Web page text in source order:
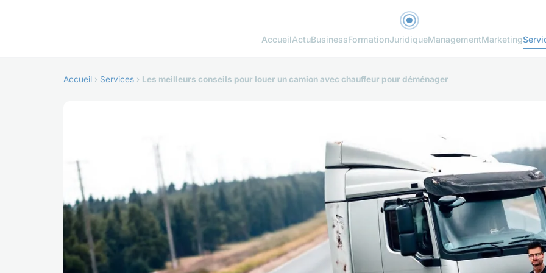
AccueilActuBusinessFormationJuridiqueManagementMarketing
Accueil › Services › Les meilleurs conseils pour louer un camion avec chauffeur pour déménager